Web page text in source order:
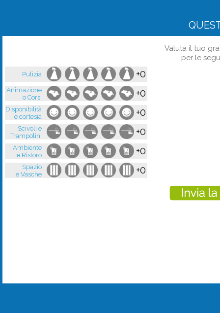
Valuta il tuo
per le
Pulizia +0
Animazione
o Corsi
+0
Disponibilità
e cortesia
+0
Scivoli e
Trampolini
+0
Ambiente
e Ristoro
+0
Spazio
e Vasche
+0